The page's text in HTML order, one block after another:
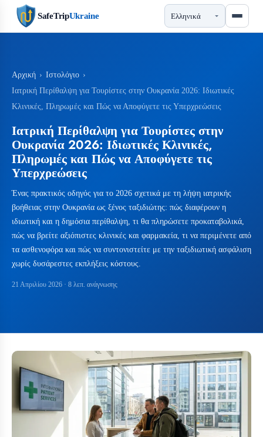
SafeTripUkraine
Αρχική › Ιστολόγιο ›
Ιατρική Περίθαλψη για Τουρίστες στην Ουκρανία 2026: Ιδιωτικές
Κλινικές, Πληρωμές και Πώς να Αποφύγετε τις Υπερχρεώσεις
Ιατρική Περίθαλψη για Τουρίστες στην
Ουκρανία 2026: Ιδιωτικές Κλινικές,
Πληρωμές και Πώς να Αποφύγετε τις
Υπερχρεώσεις
Ένας πρακτικός οδηγός για το 2026 σχετικά με τη λήψη ιατρικής
βοήθειας στην Ουκρανία ως ξένος ταξιδιώτης: πώς διαφέρουν η
ιδιωτική και η δημόσια περίθαλψη, τι θα πληρώσετε προκαταβολικά,
πώς να βρείτε αξιόπιστες κλινικές και φαρμακεία, τι να περιμένετε από
τα ασθενοφόρα και πώς να συντονιστείτε με την ταξιδιωτική ασφάλιση
χωρίς δυσάρεστες εκπλήξεις κόστους.
21 Απριλίου 2026 · 8 λεπ. ανάγνωσης